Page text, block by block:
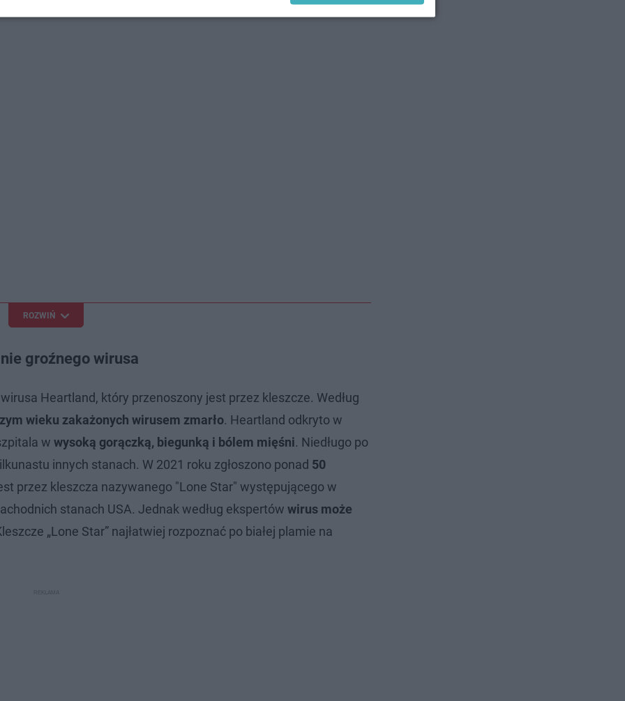
ROZWIŃ
groźnego wirusa
Heartland, który przenoszony jest przez kleszcze. Według
wieku zakażonych wirusem zmarło. Heartland odkryto w
w wysoką gorączką, biegunką i bólem mięśni. Niedługo po
innych stanach. W 2021 roku zgłoszono ponad 50
przez kleszcza nazywanego "Lone Star" występującego w
stanach USA. Jednak według ekspertów wirus może
„Lone Star” najłatwiej rozpoznać po białej plamie na